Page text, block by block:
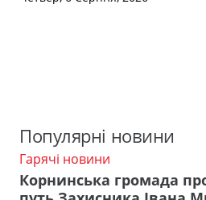
Популярні новини
Гарячі новини
Корнинська громада